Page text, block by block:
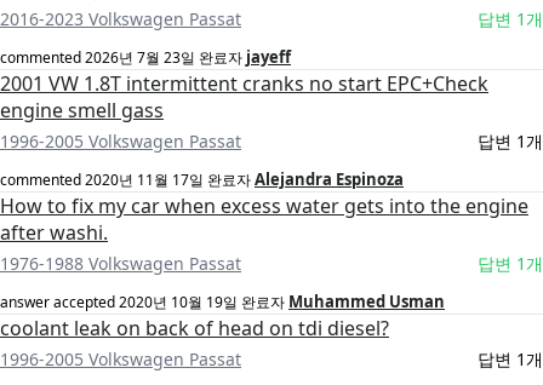
2016-2023 Volkswagen Passat 답변 1개
commented2026년 7월 23일 완료자 jayeff
2001 VW 1.8T intermittent cranks no start EPC+Check
engine smell gass
1996-2005 Volkswagen Passat 답변 1개
commented2020년 11월 17일 완료자Alejandra Espinoza
How to fix my car when excess water gets into the engine
after washi.
1976-1988 Volkswagen Passat 답변 1개
answer accepted2020년 10월 19일 완료자 Muhammed Usman
coolant leak on back of head on tdi diesel?
1996-2005 Volkswagen Passat 답변 1개